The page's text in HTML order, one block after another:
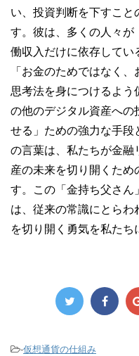
い、投資判断を下すこと
す。彼は、多くの人々が
働収入だけに依存してい
「お金のためではなく
思考法を身につけるよう
の他のデジタル資産への
せる」ための強力な手段
の言葉は、私たちが金融
産の未来を切り開くた
す。この「金持ち父さん
は、従来の常識にとらわ
を切り開く勇気を私たち
-仮想通貨の仕組み